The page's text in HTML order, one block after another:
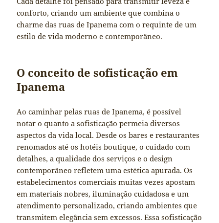
conforto, criando um ambiente que combina o
charme das ruas de Ipanema com o requinte de um
estilo de vida moderno e contemporâneo.
O conceito de sofisticação em
Ipanema
Ao caminhar pelas ruas de Ipanema, é possível
notar o quanto a sofisticação permeia diversos
aspectos da vida local. Desde os bares e restaurantes
renomados até os hotéis boutique, o cuidado com
detalhes, a qualidade dos serviços e o design
contemporâneo refletem uma estética apurada. Os
estabelecimentos comerciais muitas vezes apostam
em materiais nobres, iluminação cuidadosa e um
atendimento personalizado, criando ambientes que
transmitem elegância sem excessos. Essa sofisticação